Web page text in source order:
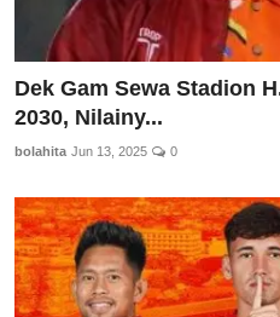
Dek Gam Sewa Stadion
2030, Nilainy...
bolahita Jun 13, 2025 0